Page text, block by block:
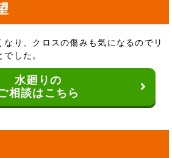
り、クロスの傷みも気になるのでリ
した。
水廻りの
相談はこちら